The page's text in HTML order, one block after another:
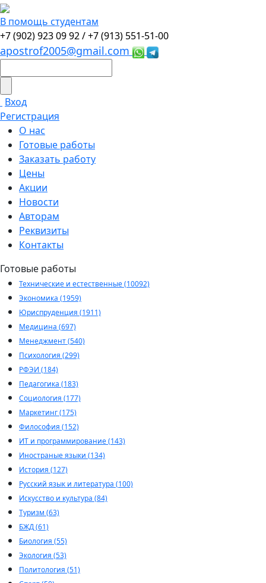
В помощь студентам
+7 (902) 923 09 92 /+7 (913) 551-51-00
apostrof2005@gmail.com
Вход
Регистрация
О нас
Готовые работы
Заказать работу
Цены
Акции
Новости
Авторам
Реквизиты
Контакты
Готовые работы
Технические и естественные (10092)
Экономика (1959)
Юриспруденция (1911)
Медицина (697)
Менеджмент (540)
Психология (299)
РФЭИ (184)
Педагогика (183)
Социология (177)
Маркетинг (175)
Философия (152)
ИТ и программирование (143)
Иностраные языки (134)
История (127)
Русский язык и литература (100)
Искусство и культура (84)
Туризм (63)
БЖД (61)
Биология (55)
Экология (53)
Политология (51)